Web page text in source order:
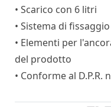
• Scarico con 6 litri
• Sistema di
• Elementi per
del prodotto
• Conforme al D.P.R.